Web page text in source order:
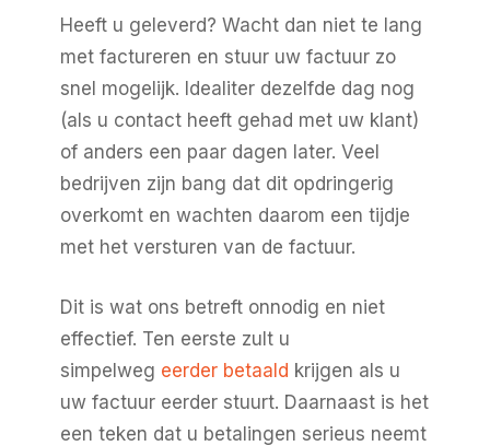
Heeft u geleverd? Wacht dan niet te lang
met factureren en stuur uw factuur zo
snel mogelijk. Idealiter dezelfde dag nog
(als u contact heeft gehad met uw klant)
of anders een paar dagen later. Veel
bedrijven zijn bang dat dit opdringerig
overkomt en wachten daarom een tijdje
met het versturen van de factuur.
Dit is wat ons betreft onnodig en niet
effectief. Ten eerste zult u
simpelweg eerder betaald krijgen als u
uw factuur eerder stuurt. Daarnaast is het
een teken dat u betalingen serieus neemt